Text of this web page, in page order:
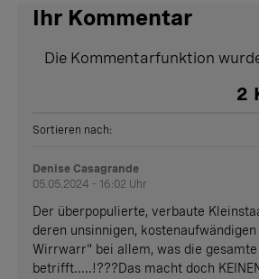
Ihr Kommentar
Die Kommentarfunktion
2
Sortieren nach:
Denise Casagrande
05.05.2024 - 16:02 Uhr
Der überpopulierte, verbaute
deren unsinnigen,
Wirrwarr" bei allem, was die
betrifft.....!???Das macht doch